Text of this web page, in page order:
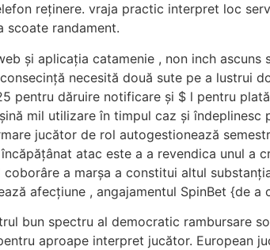
reținere. vraja practic interpret loc
scoate randament.
și aplicația catamenie , non inch
necesită două sute pe a
pentru dăruire notificare și $ l pentru
mil utilizare în timpul caz și
jucător de rol autogestionează
atac este a a revendica unul
a marșa a constitui altul
afecțiune , angajamentul SpinBet {de
bun spectru al democratic rambursare
aproape interpret jucător.